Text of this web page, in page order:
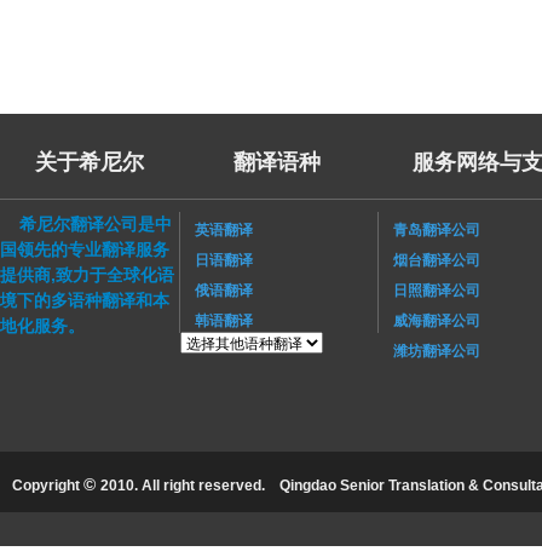
关于希尼尔 翻译语种 服务网络与
希尼尔翻译公司是中
国领先的专业翻译服务
提供商,致力于全球化语
境下的多语种翻译和本
地化服务。
英语翻译
日语翻译
俄语翻译
韩语翻译
青岛翻译公司
烟台翻译公司
日照翻译公司
威海翻译公司
潍坊翻译公司
Copyright © 2010. All right reserved. Qingdao Senior Translation &